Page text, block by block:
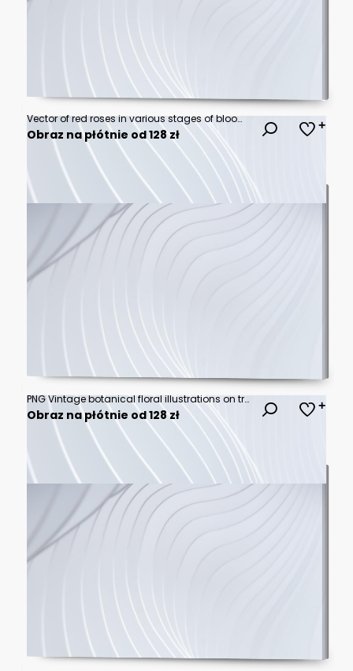
Vector of red roses in various stages of bloom on a dark background.
Obraz na płótnie od 128 zł
PNG Vintage botanical floral illustrations on transparent background
Obraz na płótnie od 128 zł